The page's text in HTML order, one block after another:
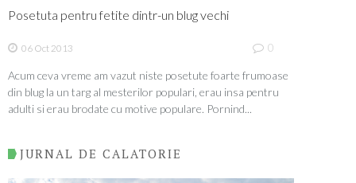
Posetuta pentru fetite dintr-un blug vechi
06 Oct 2013 0
Acum ceva vreme am vazut niste posetute foarte frumoase
din blug la un targ al mesterilor populari, erau insa pentru
adulti si erau brodate cu motive populare. Pornind...
JURNAL DE CALATORIE